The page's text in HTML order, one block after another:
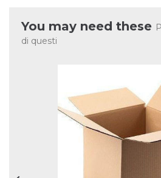
You may need these
di questi